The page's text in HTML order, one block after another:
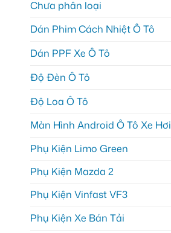
Chưa phân loại
Dán Phim Cách Nhiệt Ô Tô
Dán PPF Xe Ô Tô
Độ Đèn Ô Tô
Độ Loa Ô Tô
Màn Hình Android Ô Tô Xe Hơi
Phụ Kiện Limo Green
Phụ Kiện Mazda 2
Phụ Kiện Vinfast VF3
Phụ Kiện Xe Bán Tải